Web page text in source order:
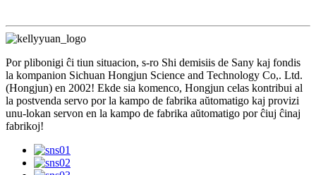
Por plibonigi ĉi tiun situacion, s-ro Shi demisiis de Sany kaj fondis
la kompanion Sichuan Hongjun Science and Technology Co,. Ltd.
(Hongjun) en 2002! Ekde sia komenco, Hongjun celas kontribui al
la postvenda servo por la kampo de fabrika aŭtomatigo kaj provizi
unu-lokan servon en la kampo de fabrika aŭtomatigo por ĉiuj ĉinaj
fabrikoj!